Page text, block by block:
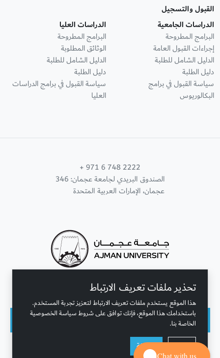
تحذير ملفات تعريف الارتباط
هذا الموقع يستخدم ملفات تعريف الارتباط لتعزيز تجربة المستخدم.
باستخدامك هذا الموقع، فإنك توافق على شروط سياسة الخصوصية
الخاصة بنا.
رفض موافقة
القبول والتسجيل
الدراسات الجامعية
البرامج المطروحة
إجراءات القبول العامة
الدليل الشامل للطلبة
دليل الطلبة
سياسة القبول في برامج
البكالوريوس
الدراسات العليا
البرامج المطروحة
الوثائق المطلوبة
الدليل الشامل للطلبة
دليل الطلبة
سياسة القبول في برامج الدراسات
العليا
+ 971 6 748 2222
الصندوق البريدي لجامعة عجمان: 346
عجمان، الإمارات العربية المتحدة
تواصل معنا
حقوق النشر محفوظة © جامعة عجمان 2001 - 2026
التحديث الأخير - أغسطس 07, 2026Chat with us